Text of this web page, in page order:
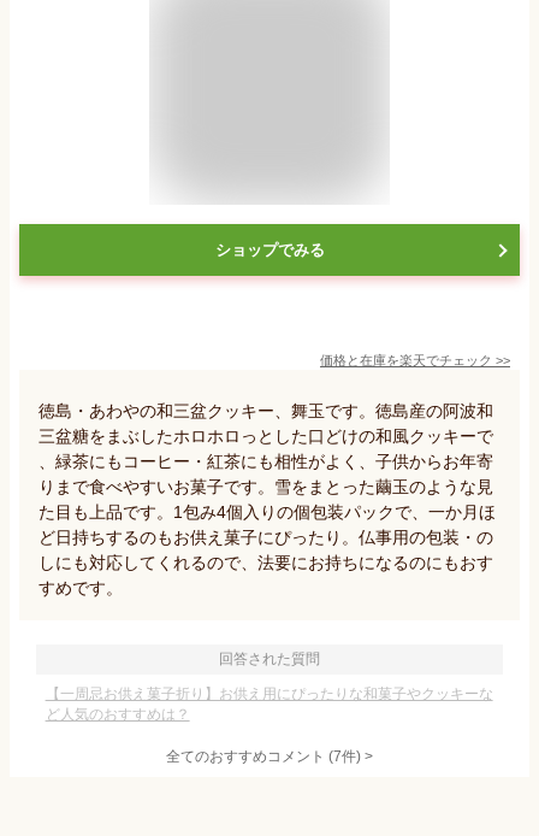
ショップでみる
価格と在庫を楽天でチェック >>
徳島・あわやの和三盆クッキー、舞玉です。徳島産の阿波和
三盆糖をまぶしたホロホロっとした口どけの和風クッキーで
、緑茶にもコーヒー・紅茶にも相性がよく、子供からお年寄
りまで食べやすいお菓子です。雪をまとった繭玉のような見
た目も上品です。1包み4個入りの個包装パックで、一か月ほ
ど日持ちするのもお供え菓子にぴったり。仏事用の包装・の
しにも対応してくれるので、法要にお持ちになるのにもおす
すめです。
回答された質問
【一周忌お供え菓子折り】お供え用にぴったりな和菓子やクッキーな
ど人気のおすすめは？
全てのおすすめコメント (7件) >